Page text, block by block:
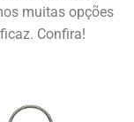
muitas opções
Confira!